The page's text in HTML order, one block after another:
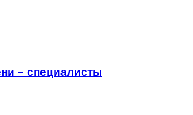
– специалисты